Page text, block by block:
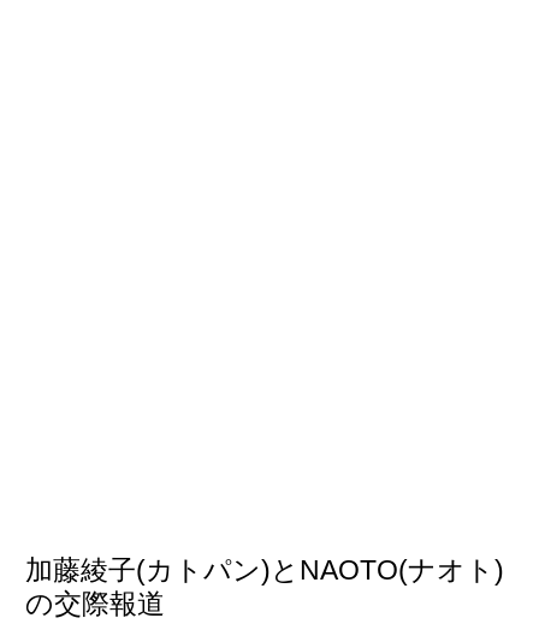
加藤綾子(カトパン)とNAOTO(ナオト)
の交際報道